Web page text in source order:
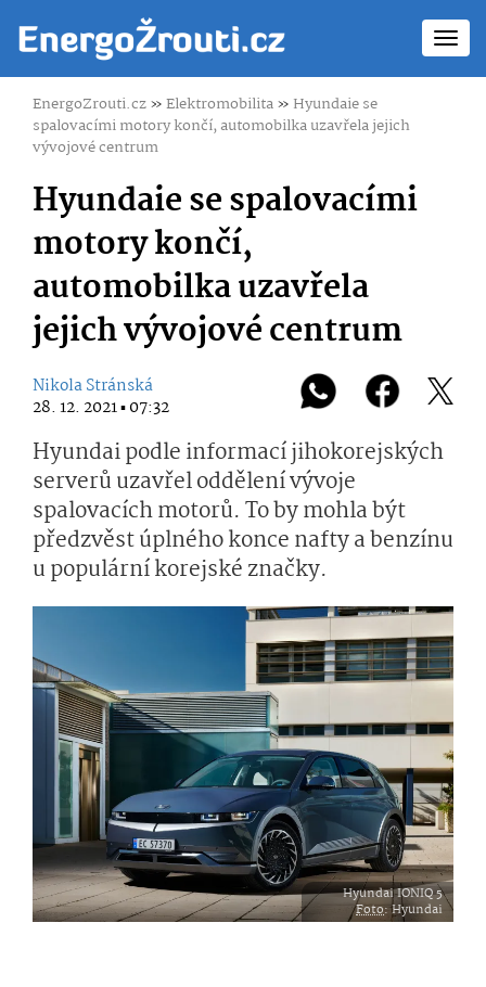
EnergoZrouti.cz»Elektromobilita» Hyundaie se
spalovacími motory končí, automobilka uzavřela jejich
vývojové centrum
Hyundaie se spalovacími
motory končí,
automobilka uzavřela
jejich vývojové centrum
Nikola Stránská
28. 12. 2021 ▪ 07:32
Hyundai podle informací jihokorejských
serverů uzavřel oddělení vývoje
spalovacích motorů. To by mohla být
předzvěst úplného konce nafty a benzínu
u populární korejské značky.
Hyundai IONIQ 5
Foto: Hyundai